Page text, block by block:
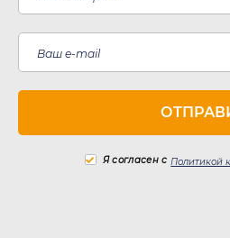
Я согласен с Политикой